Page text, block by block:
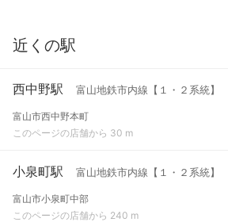
近くの駅
西中野駅 富山地鉄市内線【１・２系統】
富山市西中野本町
このページの店舗から 30 m
小泉町駅 富山地鉄市内線【１・２系統】
富山市小泉町中部
このページの店舗から 240 m